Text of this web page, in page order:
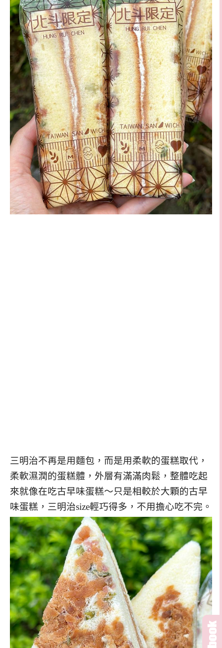
三明治不再是用麵包，而是用柔軟的蛋糕取代，
柔軟濕潤的蛋糕體，外層有滿滿肉鬆，整體吃起
來就像在吃古早味蛋糕～只是相較於大顆的古早
味蛋糕，三明治size輕巧得多，不用擔心吃不完。